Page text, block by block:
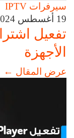
سيرفرات IPTV
19 أغسطس 2024
الأجهزة
عرض المقال ←